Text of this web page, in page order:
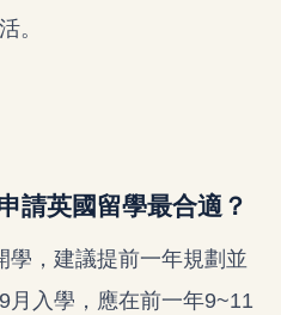
。
請英國留學最合適？
學，建議提前一年規劃並
月入學，應在前一年9~11